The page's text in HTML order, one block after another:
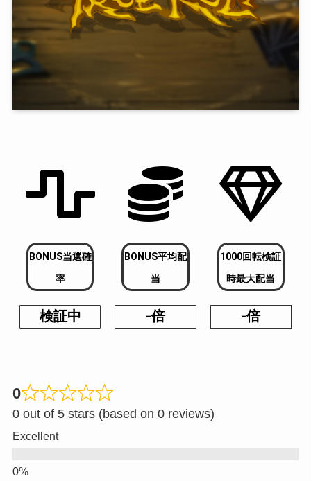
BONUS当選確
率
検証中
BONUS平均配
当
-倍
1000回転検証
時最大配当
-倍
0
0 out of 5 stars (based on 0 reviews)
Excellent